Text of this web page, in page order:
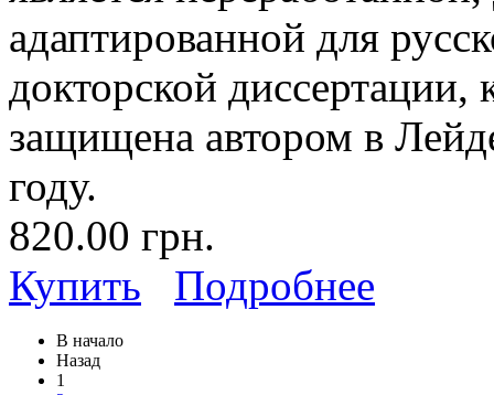
адаптированной для
докторской диссертации,
защищена автором в
году.
820.00 грн.
Купить
Подробнее
В начало
Назад
1